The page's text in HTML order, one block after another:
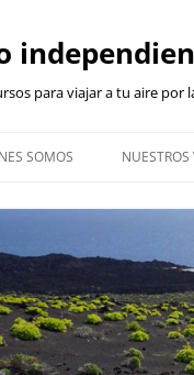
para viajar a tu aire por
SOMOS NUESTROS